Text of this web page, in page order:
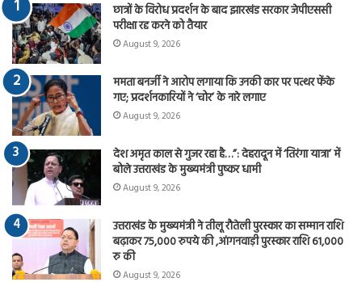
छात्रों के विरोध प्रदर्शन के बाद झारखंड सरकार जेपीएससी
परीक्षा रद्द करने को तैयार
August 9, 2026
ममता बनर्जी ने आरोप लगाया कि उनकी कार पर पत्थर फेंके
गए; प्रदर्शनकारियों ने ‘चोर’ के नारे लगाए
August 9, 2026
देश अमृत काल से गुजर रहा है…”: देहरादून में ‘तिरंगा यात्रा’ में
बोले उत्तराखंड के मुख्यमंत्री पुष्कर धामी
August 9, 2026
उत्तराखंड के मुख्यमंत्री ने तीलू रौतेली पुरस्कार का सम्मान राशि
बढ़ाकर 75,000 रुपये की ,आंगनवाड़ी पुरस्कार राशि 61,000
रु की
August 9, 2026